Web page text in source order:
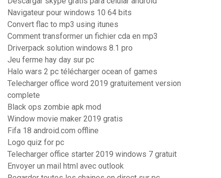
Navigateur pour windows 10 64 bits
Convert flac to mp3 using itunes
Comment transformer un fichier cda en mp3
Driverpack solution windows 8.1 pro
Jeu ferme hay day sur pc
Halo wars 2 pc télécharger ocean of games
Telecharger office word 2019 gratuitement version
complete
Black ops zombie apk mod
Window movie maker 2019 gratis
Fifa 18 android.com offline
Logo quiz for pc
Telecharger office starter 2019 windows 7 gratuit
Envoyer un mail html avec outlook